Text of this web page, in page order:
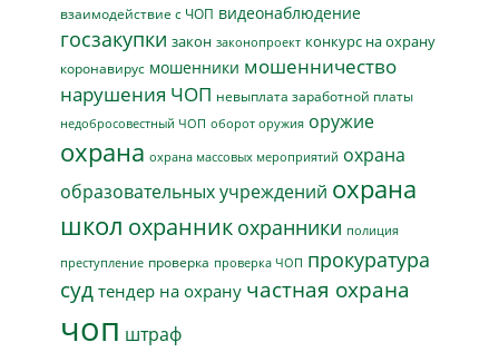
взаимодействие с ЧОП видеонаблюдение
госзакупки закон законопроект конкурс на охрану
коронавирус мошенники мошенничество
нарушения ЧОП невыплата заработной платы
недобросовестный ЧОП оборот оружия оружие
охрана охрана массовых мероприятий охрана
образовательных учреждений охрана
школ охранник охранники полиция
преступление проверка проверка ЧОП прокуратура
суд тендер на охрану частная охрана
чоп штраф